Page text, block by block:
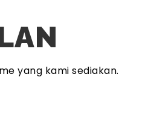
yang kami sediakan.